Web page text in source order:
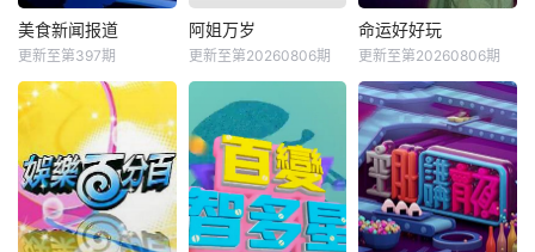
美食新闻报道
更新至第397期
阿姐万岁
更新至第20260806期
命运好好玩
更新至第20260806期